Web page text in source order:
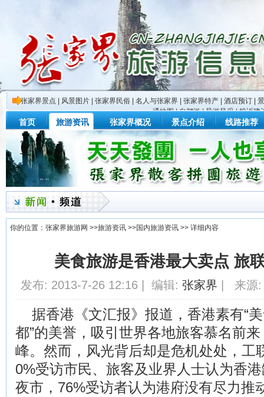
张家界景点 风景图片 张家界民俗 名人与张家界 张家界特产 酒店预订
通地图|自驾游|导游风采|投诉建
首页 旅游资讯 张家界概况 景点介绍 线路推荐
你的位置： 张家界旅游网 >>旅游资讯 >>国内旅游资讯 >> 详细内容
美食旅游是香港最大卖点 旅
发布: 2013-7-26 12:16 | 编辑: 张家界 | 来源:
据香港《文汇报》报道，香港素有“
都”的美誉，吸引世界各地旅客慕名前
峰。然而，风光背后却是危机处处，工
0%受访市民、旅客及业界人士认为香
夜市，76%受访者认为港府没有尽力推